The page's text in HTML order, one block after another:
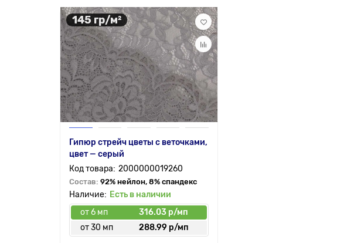
145 гр/м²
Гипюр стрейч цветы с веточками,
цвет — серый
2000000019260
Состав: 92% нейлон, 8% спандекс
Есть в наличии
от 6 мп
316.03 р/мп
от 30 мп
288.99 р/мп